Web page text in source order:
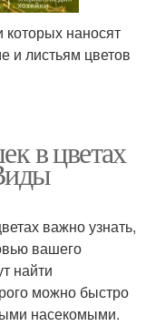
наносят
и листьям цветов
в цветах
важно узнать,
вашего
найти
можно быстро
насекомыми.